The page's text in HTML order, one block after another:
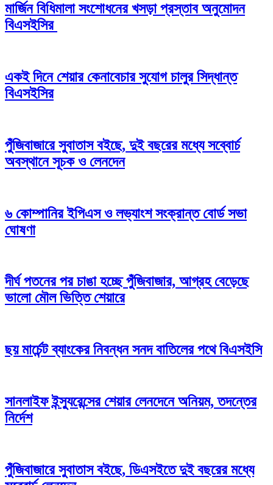
মার্জিন বিধিমালা সংশোধনের খসড়া প্রস্তাব অনুমোদন
বিএসইসির
একই দিনে শেয়ার কেনাবেচার সুযোগ চালুর সিদ্ধান্ত
বিএসইসির
পুঁজিবাজারে সুবাতাস বইছে, দুই বছরের মধ্যে সব্বোর্চ
অবস্থানে সূচক ও লেনদেন
৬ কোম্পানির ইপিএস ও লভ্যাংশ সংক্রান্ত বোর্ড সভা
ঘোষণা
দীর্ঘ পতনের পর চাঙা হচ্ছে পুঁজিবাজার, আগ্রহ বেড়েছে
ভালো মৌল ভিত্তি শেয়ারে
ছয় মার্চেন্ট ব্যাংকের নিবন্ধন সনদ বাতিলের পথে বিএসইসি
সানলাইফ ইন্স্যুরেন্সের শেয়ার লেনদেনে অনিয়ম, তদন্তের
নির্দেশ
পুঁজিবাজারে সুবাতাস বইছে, ডিএসইতে দুই বছরের মধ্যে